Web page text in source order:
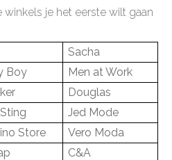
winkels je het eerste wilt gaan
Sacha
Boy
Men at Work
Douglas
Jed Mode
Store
Vero Moda
C&A